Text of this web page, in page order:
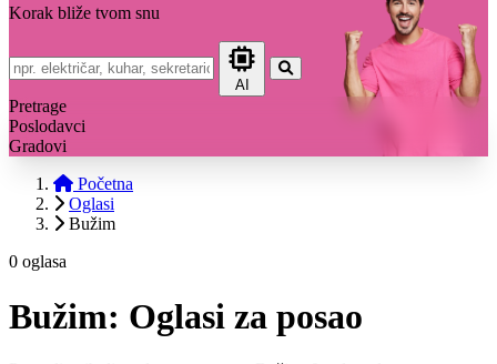
Korak bliže tvom snu
AI
Pretrage
Poslodavci
Gradovi
Početna
Oglasi
Bužim
0 oglasa
Bužim: Oglasi za posao